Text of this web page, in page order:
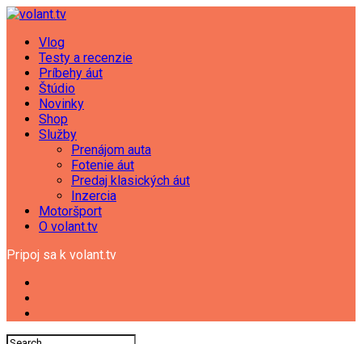
Vlog
Testy a recenzie
Príbehy áut
Štúdio
Novinky
Shop
Služby
Prenájom auta
Fotenie áut
Predaj klasických áut
Inzercia
Motoršport
O volant.tv
Pripoj sa k volant.tv